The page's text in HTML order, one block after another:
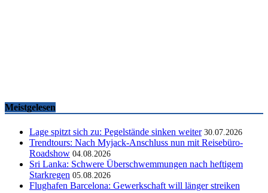
Meistgelesen
Lage spitzt sich zu: Pegelstände sinken weiter 30.07.2026
Trendtours: Nach Myjack-Anschluss nun mit Reisebüro-
Roadshow 04.08.2026
Sri Lanka: Schwere Überschwemmungen nach heftigem
Starkregen 05.08.2026
Flughafen Barcelona: Gewerkschaft will länger streiken